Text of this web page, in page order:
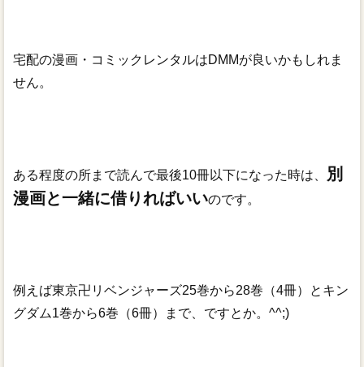
宅配の漫画・コミックレンタルはDMMが良いかもしれま
せん。
ある程度の所まで読んで最後10冊以下になった時は、
別
漫画と一緒に借りればいいのです。
例えば東京卍リベンジャーズ25巻から28巻（4冊）とキン
グダム1巻から6巻（6冊）まで、ですとか。^^;)